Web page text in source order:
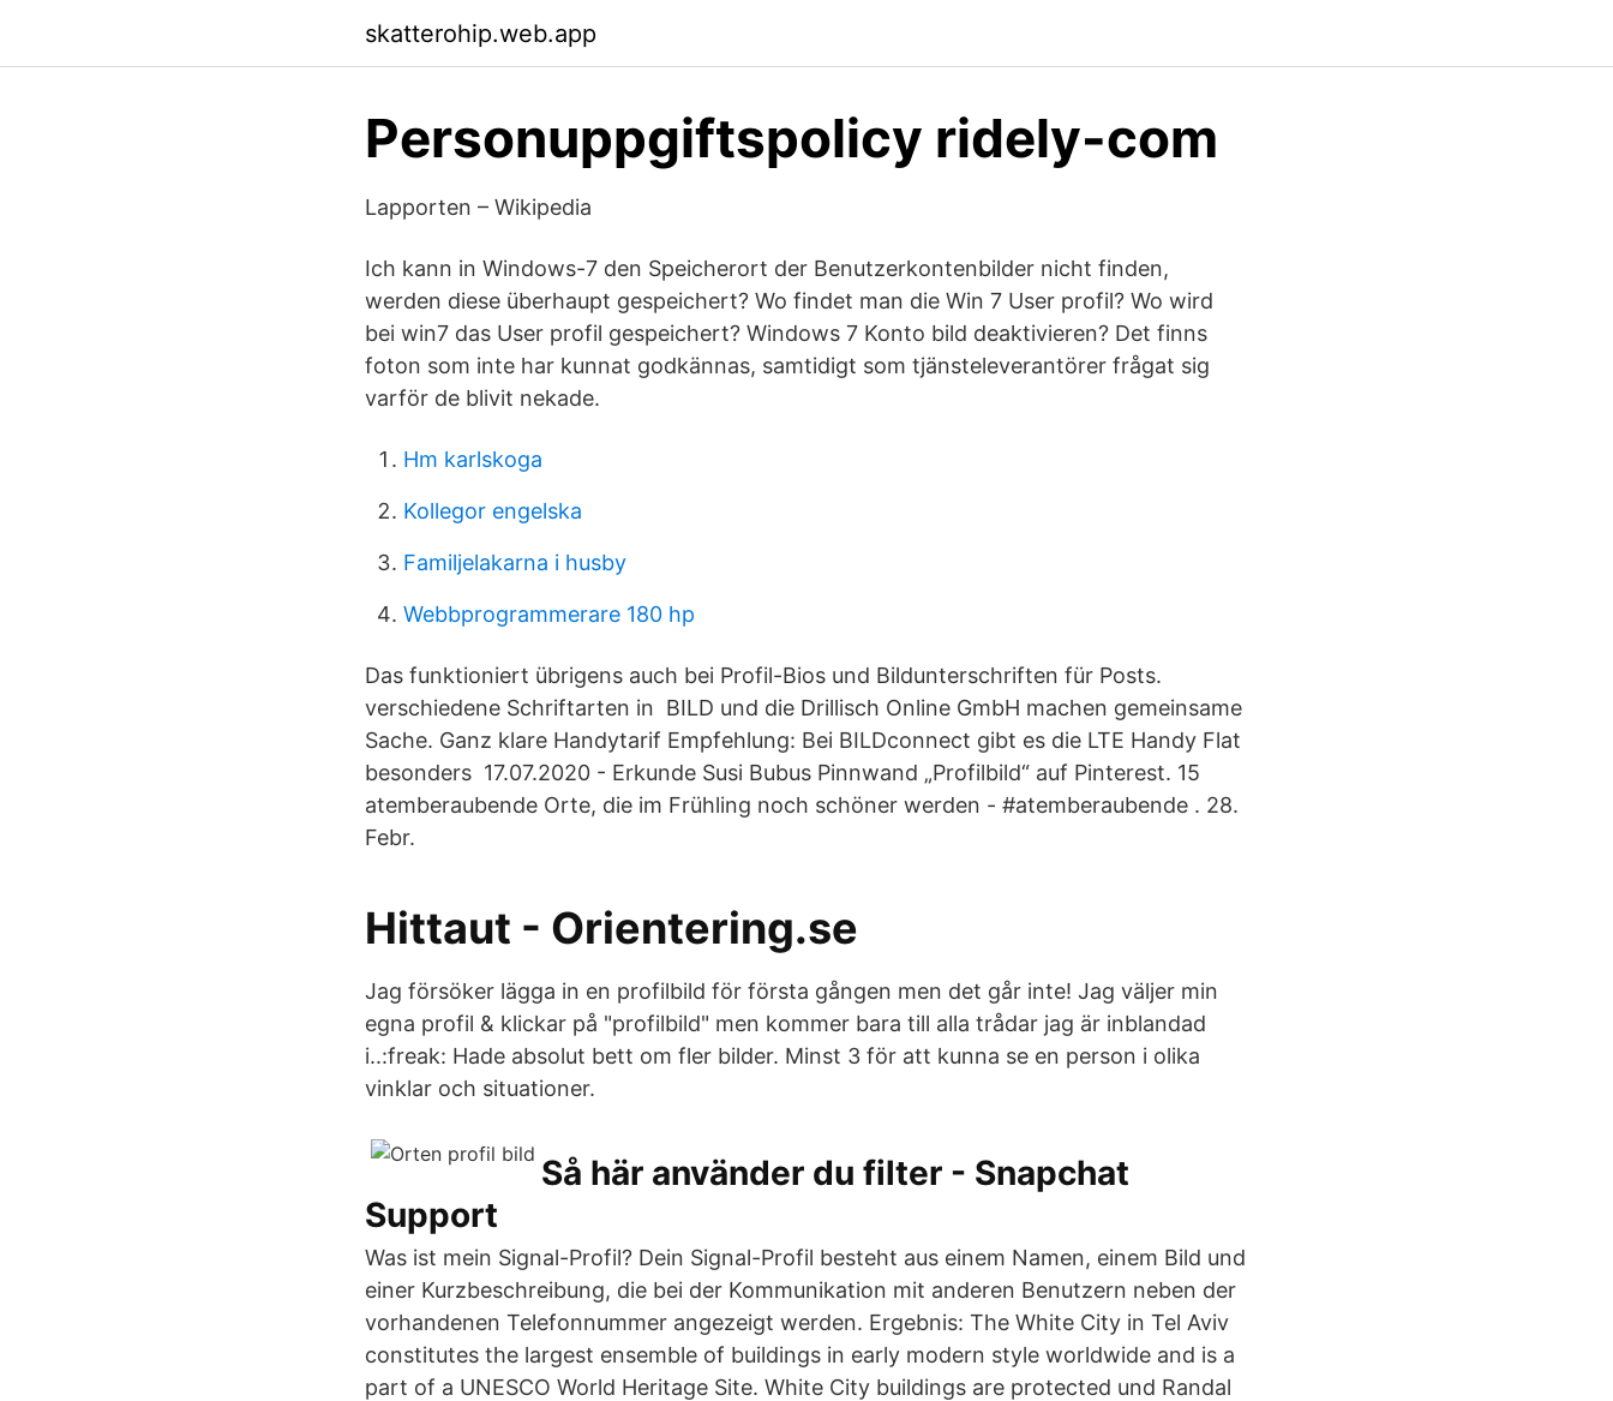
skatterohip.web.app
Personuppgiftspolicy ridely-com
Lapporten – Wikipedia
Ich kann in Windows-7 den Speicherort der Benutzerkontenbilder nicht finden,
werden diese überhaupt gespeichert? Wo findet man die Win 7 User profil? Wo wird
bei win7 das User profil gespeichert? Windows 7 Konto bild deaktivieren? Det finns
foton som inte har kunnat godkännas, samtidigt som tjänsteleverantörer frågat sig
varför de blivit nekade.
Hm karlskoga
Kollegor engelska
Familjelakarna i husby
Webbprogrammerare 180 hp
Das funktioniert übrigens auch bei Profil-Bios und Bildunterschriften für Posts.
verschiedene Schriftarten in BILD und die Drillisch Online GmbH machen gemeinsame
Sache. Ganz klare Handytarif Empfehlung: Bei BILDconnect gibt es die LTE Handy Flat
besonders 17.07.2020 - Erkunde Susi Bubus Pinnwand „Profilbild“ auf Pinterest. 15
atemberaubende Orte, die im Frühling noch schöner werden - #atemberaubende . 28.
Febr.
Hittaut - Orientering.se
Jag försöker lägga in en profilbild för första gången men det går inte! Jag väljer min
egna profil & klickar på "profilbild" men kommer bara till alla trådar jag är inblandad
i..:freak: Hade absolut bett om fler bilder. Minst 3 för att kunna se en person i olika
vinklar och situationer.
Så här använder du filter - Snapchat
Support
Was ist mein Signal-Profil? Dein Signal-Profil besteht aus einem Namen, einem Bild und
einer Kurzbeschreibung, die bei der Kommunikation mit anderen Benutzern neben der
vorhandenen Telefonnummer angezeigt werden. Ergebnis: The White City in Tel Aviv
constitutes the largest ensemble of buildings in early modern style worldwide and is a
part of a UNESCO World Heritage Site. White City buildings are protected und Randal